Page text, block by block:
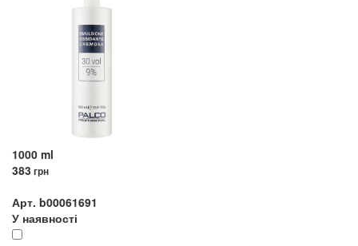
1000 ml
383грн
Арт. b00061691
У наявності